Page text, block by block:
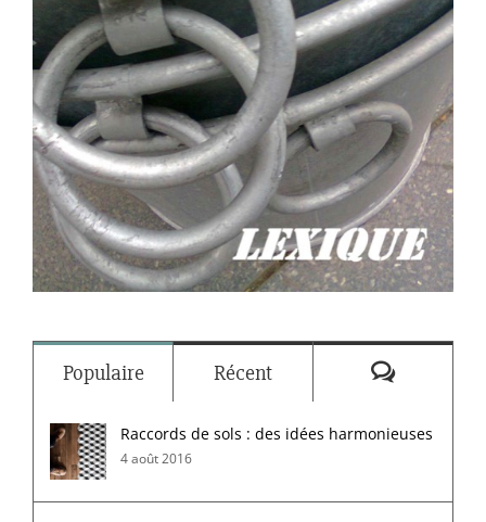
Populaire Récent
Raccords de sols : des idées harmonieuses
4 août 2016